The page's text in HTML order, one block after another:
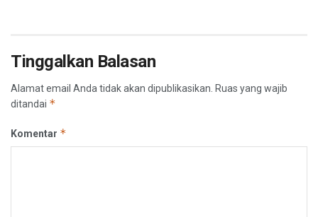
Tinggalkan Balasan
Alamat email Anda tidak akan dipublikasikan. Ruas yang wajib
ditandai *
Komentar *